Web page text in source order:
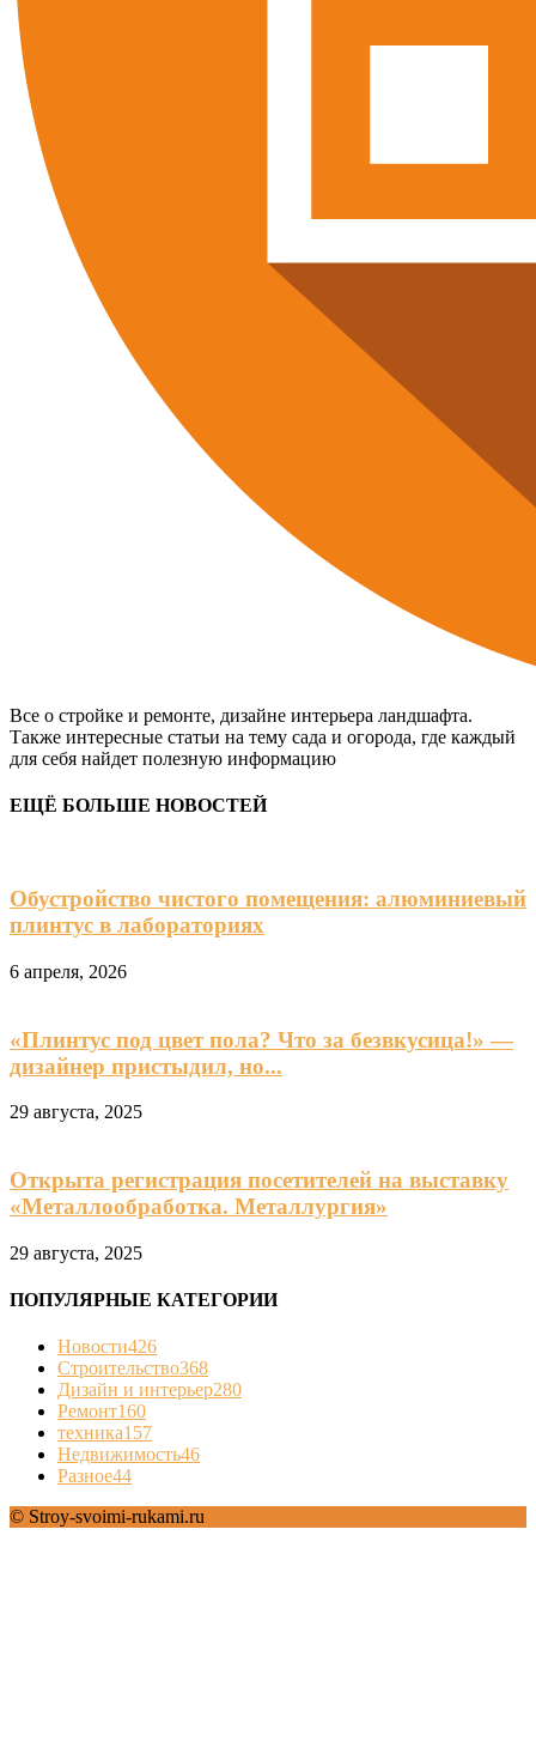
Все о стройке и ремонте, дизайне интерьера ландшафта.
Также интересные статьи на тему сада и огорода, где каждый
для себя найдет полезную информацию
ЕЩЁ БОЛЬШЕ НОВОСТЕЙ
Обустройство чистого помещения: алюминиевый
плинтус в лабораториях
6 апреля, 2026
«Плинтус под цвет пола? Что за безвкусица!» —
дизайнер пристыдил, но...
29 августа, 2025
Открыта регистрация посетителей на выставку
«Металлообработка. Металлургия»
29 августа, 2025
ПОПУЛЯРНЫЕ КАТЕГОРИИ
Новости426
Строительство368
Дизайн и интерьер280
Ремонт160
техника157
Недвижимость46
Разное44
© Stroy-svoimi-rukami.ru